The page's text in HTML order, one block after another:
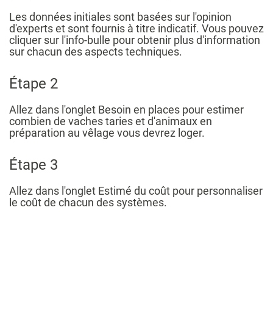
Les données initiales sont basées sur l'opinion
d'experts et sont fournis à titre indicatif. Vous pouvez
cliquer sur l'info-bulle pour obtenir plus d'information
sur chacun des aspects techniques.
Étape 2
Allez dans l'onglet Besoin en places pour estimer
combien de vaches taries et d'animaux en
préparation au vêlage vous devrez loger.
Étape 3
Allez dans l'onglet Estimé du coût pour personnaliser
le coût de chacun des systèmes.